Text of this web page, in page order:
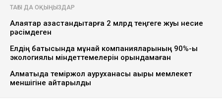
ТАҒЫ ДА ОҚЫҢЫЗДАР
Алаяқтар қазақстандықтарға 2 млрд теңгеге жуық несие
рәсімдеген
Елдің батысында мұнай компанияларының 90%-ы
экологиялық міндеттемелерін орындамаған
Алматыда теміржол ауруханасы ақыры мемлекет
меншігіне қайтарылды